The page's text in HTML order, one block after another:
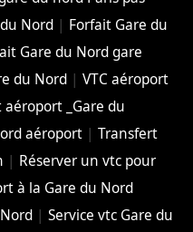
Nord| Forfait Gare du
Gare du Nord gare
du Nord |VTC aéroport
aéroport _Gare du
aéroport |Transfert
| Réserver un vtc pour
à la Gare du Nord
| Service vtc Gare du